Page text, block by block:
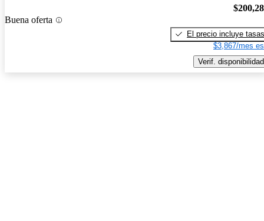
Buena oferta
El precio incluye tasas
$3,867/mes
Verif. disponibilidad